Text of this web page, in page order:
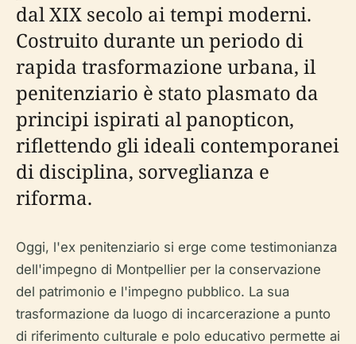
dal XIX secolo ai tempi moderni.
Costruito durante un periodo di
rapida trasformazione urbana, il
penitenziario è stato plasmato da
principi ispirati al panopticon,
riflettendo gli ideali contemporanei
di disciplina, sorveglianza e
riforma.
Oggi, l'ex penitenziario si erge come testimonianza
dell'impegno di Montpellier per la conservazione
del patrimonio e l'impegno pubblico. La sua
trasformazione da luogo di incarcerazione a punto
di riferimento culturale e polo educativo permette ai